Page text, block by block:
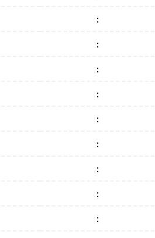
:
:
:
:
:
:
:
:
: